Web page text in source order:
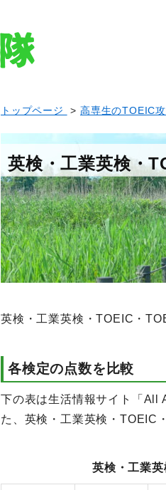
トップページ >高専生のTOEIC
英検・工業英検・
英検・工業英検・TOEIC・
各検定の点数を比較
下の表は生活情報サイト「All
た、英検・工業英検・TOEIC
英検・工業